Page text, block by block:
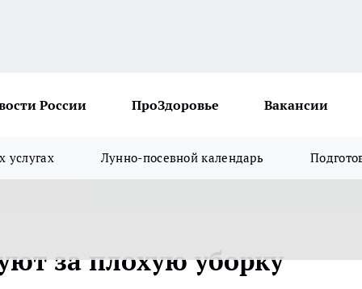
России ПроЗдоровье Вакансии
услугах Лунно-посевной календарь
за плохую уборку